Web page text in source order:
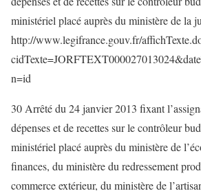
ministériel placé auprès du ministère de la
http://www.legifrance.gouv.fr/
n=id
30 Arrêté du 24 janvier 2013 fixant
dépenses et de recettes sur le contrôleur
ministériel placé auprès du ministère de
finances, du ministère du redressement
commerce extérieur, du ministère de